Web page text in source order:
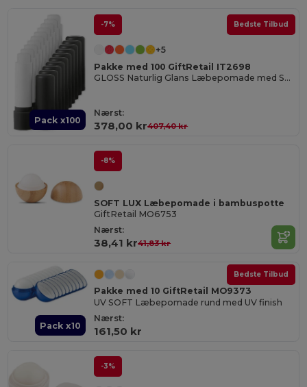
Pack x100
-7% Bedste Tilbud
+5
Pakke med 100 GiftRetail IT2698
GLOSS Naturlig Glans Læbepomade med SPF10 Beskyttelse
Nærst:
378,00 kr407,40 kr
-8%
SOFT LUX Læbepomade i bambuspotte
GiftRetail MO6753
Nærst:
38,41 kr41,83 kr
Pack x10
Bedste Tilbud
Pakke med 10 GiftRetail MO9373
UV SOFT Læbepomade rund med UV finish
Nærst:
161,50 kr
-3%